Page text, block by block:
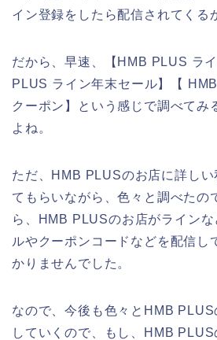
イン登録をしたら配信されてくる
だから、早速、【HMB PLUS ラ
PLUS ライン年末セール】【
クーポン】という感じで調べてみ
よね。
ただ、HMB PLUSのお店に詳し
てもらいながら、色々と調べたの
ら、HMB PLUSのお店がライン
ルやクーポンコードなどを配信し
かりませんでした。
なので、今後も色々とHMB
していくので、もし、HMB